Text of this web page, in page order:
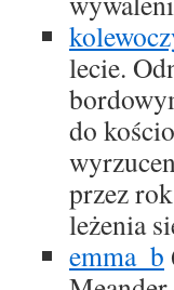
lecie.
do
przez
leżenia
emma_b